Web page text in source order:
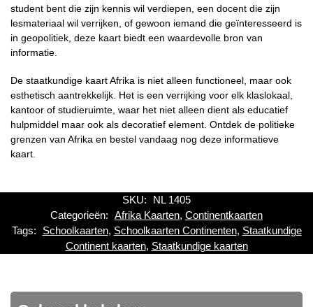
student bent die zijn kennis wil verdiepen, een docent die zijn
lesmateriaal wil verrijken, of gewoon iemand die geïnteresseerd is
in geopolitiek, deze kaart biedt een waardevolle bron van
informatie.
De staatkundige kaart Afrika is niet alleen functioneel, maar ook
esthetisch aantrekkelijk. Het is een verrijking voor elk klaslokaal,
kantoor of studieruimte, waar het niet alleen dient als educatief
hulpmiddel maar ook als decoratief element. Ontdek de politieke
grenzen van Afrika en bestel vandaag nog deze informatieve
kaart.
SKU:
NL 1405
Categorieën: Afrika Kaarten, Continentkaarten
Tags:
Schoolkaarten, Schoolkaarten Continenten, Staatkundige
Continent kaarten, Staatkundige kaarten